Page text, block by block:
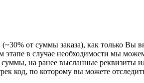
от суммы заказа), как только Вы
в случае необходимости мы
на ранее высланные реквизиты
код, по которому вы можете